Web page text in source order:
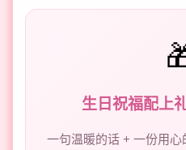
生日祝福配上
一句温暖的话 + 一份用